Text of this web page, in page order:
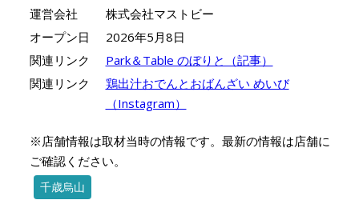
運営会社
株式会社マストビー
オープン日
2026年5月8日
関連リンク
Park＆Table のぼりと（記事）
関連リンク
鶏出汁おでんとおばんざい めいび
（Instagram）
※店舗情報は取材当時の情報です。最新の情報は店舗に
ご確認ください。
千歳烏山